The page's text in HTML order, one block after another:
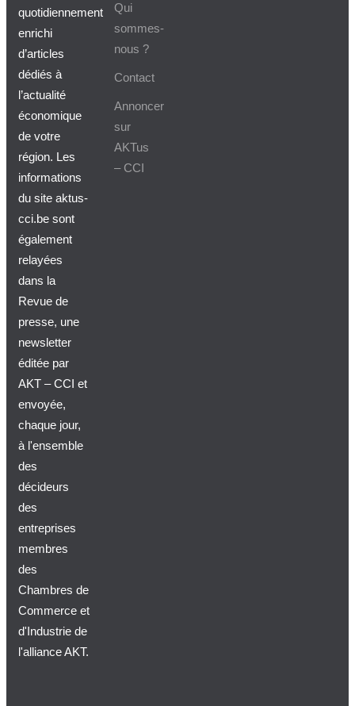
quotidiennement
enrichi
d’articles
dédiés à
l’actualité
économique
de votre
région. Les
informations
du site aktus-
cci.be sont
également
relayées
dans la
Revue de
presse, une
newsletter
éditée par
AKT – CCI et
envoyée,
chaque jour,
à l'ensemble
des
décideurs
des
entreprises
membres
des
Chambres de
Commerce et
d'Industrie de
l'alliance AKT.
Qui
sommes-
nous ?
Contact
Annoncer
sur
AKTus
– CCI